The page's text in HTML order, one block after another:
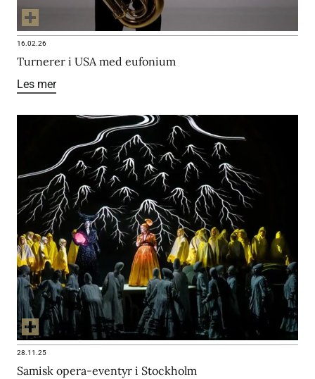
16.02.26
Turnerer i USA med eufonium
Les mer
28.11.25
Samisk opera-eventyr i Stockholm